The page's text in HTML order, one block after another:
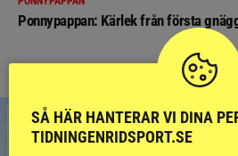
Ponnypappan: Kärlek från första
SÅ HÄR HANTERAR VI DINA
TIDNINGENRIDSPORT.SE